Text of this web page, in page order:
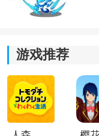
游戏推荐